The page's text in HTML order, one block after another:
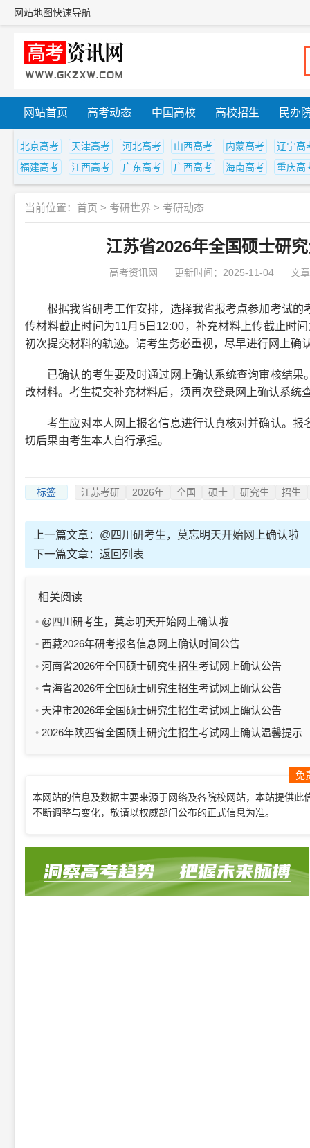
网站地图快速导航
网站首页 高考动态 中国高校 高校招生 民办
北京高考 天津高考 河北高考 山西高考 内蒙高考
辽宁高
福建高考
江西高考 广东高考 广西高考 海南高考 重庆高
当前位置： 首页 > 考研世界 > 考研动态
江苏省2026年全国硕士研
高考资讯网 更新时间：2025-11-04 文
根据我省研考工作安排，选择我省报考点参加考试的
传材料截止时间为11月5日12:00，补充材料上传截止时
初次提交材料的轨迹。请考生务必重视，尽早进行网上确
已确认的考生要及时通过网上确认系统查询审核结果
改材料。考生提交补充材料后，须再次登录网上确认系统
考生应对本人网上报名信息进行认真核对并确认。报
切后果由考生本人自行承担。
标签 江苏考研 2026年 全国 硕士 研究生 招生
上一篇文章： @四川研考生，莫忘明天开始网上确认啦
下一篇文章： 返回列表
相关阅读
@四川研考生，莫忘明天开始网上确认啦
西藏2026年研考报名信息网上确认时间公告
河南省2026年全国硕士研究生招生考试网上确认公告
青海省2026年全国硕士研究生招生考试网上确认公告
天津市2026年全国硕士研究生招生考试网上确认公告
2026年陕西省全国硕士研究生招生考试网上确认温馨提示
免
本网站的信息及数据主要来源于网络及各院校网站，本站提供
不断调整与变化，敬请以权威部门公布的正式信息为准。